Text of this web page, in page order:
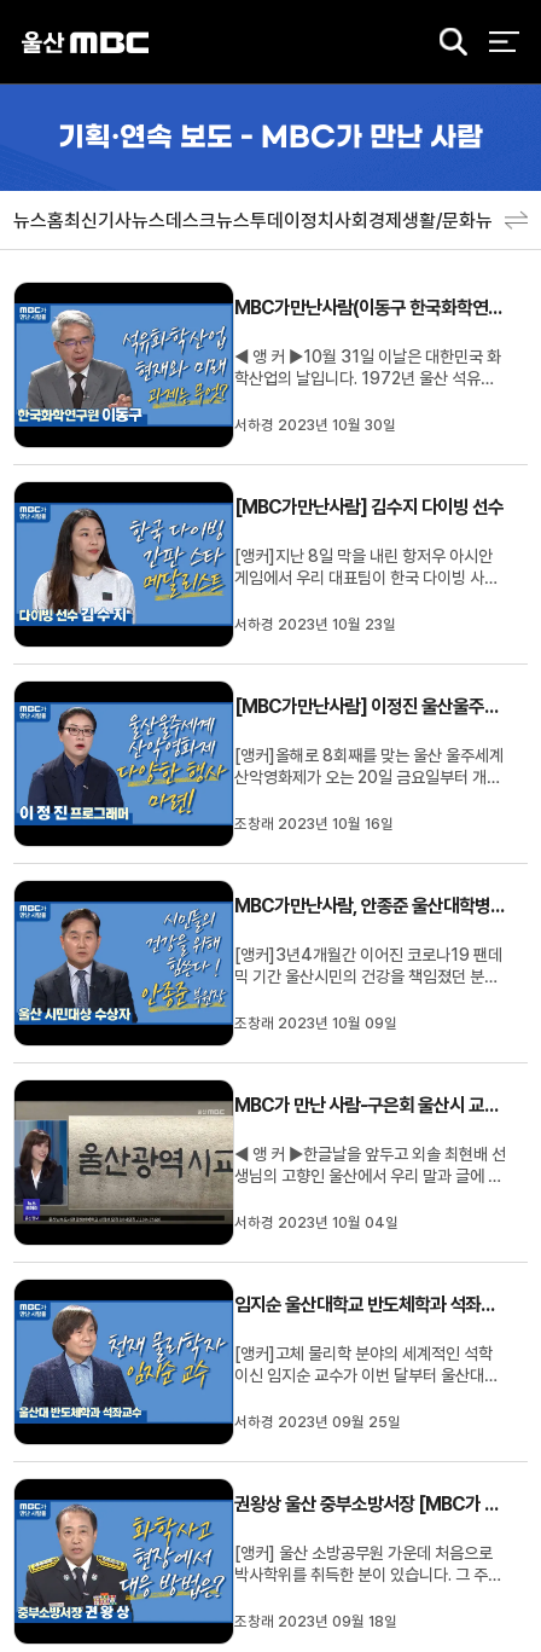
검
기획·연속 보도 - MBC가 만난 사람
뉴스홈최신기사뉴스데스크뉴스투데이정치사회경제생활/문화뉴스특
MBC가만난사람(이동구 한국화학연구원 RUPI단장)
◀ 앵 커 ▶10월 31일 이날은 대한민국 화
학산업의 날입니다. 1972년 울산 석유화
된 건데요. 그동안 한국경제를 이끌어온 석
학연구원 이동구 박사와 이야기 나눠보겠
앞서 말씀을 드렸듯이 대한민국 ...
서하경 2023년 10월 30일
[MBC가만난사람] 김수지 다이빙 선수
[앵커]지난 8일 막을 내린 항저우 아시안
게임에서 우리 대표팀이 한국 다이빙 사상
울산 출신이자 울산시청 소속인 김수지 선
은 김수지 선수와 이야기 나눠보겠습니다.
수권 끝나고 이 자리에 모셨...
서하경 2023년 10월 23일
[MBC가만난사람] 이정진 울산울주세계산악영화제 프로그래머
[앵커]올해로 8회째를 맞는 울산 울주세계
산악영화제가 오는 20일 금요일부터 개최
사를 기획한 이정진 프로그래머와 함께하
제 때문이 아닌가 싶기도 한데요. 울산 울주
영화제의 특징은 어떤 게 ...
조창래 2023년 10월 16일
MBC가만난사람, 안종준 울산대학병원 부원장
[앵커]3년4개월간 이어진 코로나19 팬데
믹 기간 울산시민의 건강을 책임졌던 분이
상하기도 했는데요, 울산대학교 병원 안종
습니다.Q. 시민대상 수상을 축하드립니다.
상을 받았다고는 하지만 저 ...
조창래 2023년 10월 09일
MBC가 만난 사람-구은회 울산시 교육청 국어책임관
◀ 앵 커 ▶한글날을 앞두고 외솔 최현배 선
생님의 고향인 울산에서 우리 말과 글에 대
람 오늘은 울산시 교육청 구은회 국어책임
미 짚어보는 시간 함께 하겠습니다. 안녕하
들이 좀 생소할 것 같습니...
서하경 2023년 10월 04일
임지순 울산대학교 반도체학과 석좌교수 [MBC가 만난 사람]
[앵커]고체 물리학 분야의 세계적인 석학
이신 임지순 교수가 이번 달부터 울산대학
들을 지도합니다. MBC가 만난 사람 오늘
교수와 함께 이야기 나누겠습니다. Q. 세계
역할을 맡아주셔서 지금 관심이...
서하경 2023년 09월 25일
권왕상 울산 중부소방서장 [MBC가 만난 사람]
[앵커] 울산 소방공무원 가운데 처음으로
박사학위를 취득한 분이 있습니다. 그 주인
문의 내용인 화학사고 대응 등에 대해 이야
조창래 2023년 09월 18일